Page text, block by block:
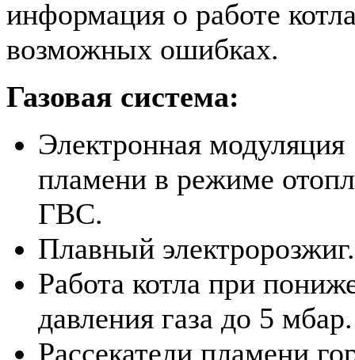
информация о работе
возможных ошибках.
Газовая система:
Электронная модуляция
пламени в режиме
ГВС.
Плавный электророзжиг.
Работа котла при
давления газа до 5 мбар.
Рассекатели пламени